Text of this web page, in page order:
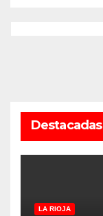
Destacadas
LA RIOJA